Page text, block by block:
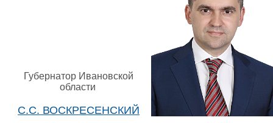
Губернатор Ивановской
области
С.С. ВОСКРЕСЕНСКИЙ